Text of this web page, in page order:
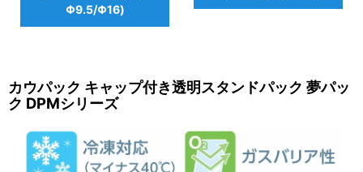
Φ9.5/Φ16)
カウパック キャップ付き透明スタンドパック 夢パッ
ク DPMシリーズ